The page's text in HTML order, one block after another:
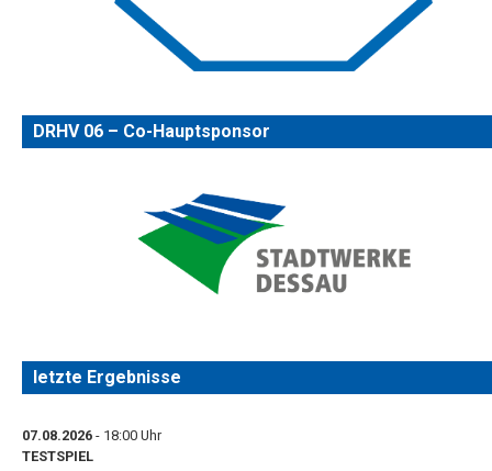
DRHV 06 – Co-Hauptsponsor
letzte Ergebnisse
07.08.2026 - 18:00 Uhr
TESTSPIEL